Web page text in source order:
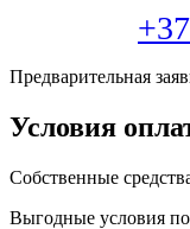
Предварительная
Условия
Собственные
Выгодные условия